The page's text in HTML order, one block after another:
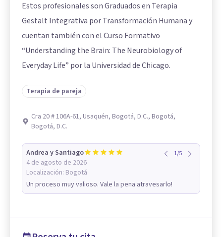
Estos profesionales son Graduados en Terapia
Gestalt Integrativa por Transformación Humana y
cuentan también con el Curso Formativo
“Understanding the Brain: The Neurobiology of
Everyday Life” por la Universidad de Chicago.
Terapia de pareja
Cra 20 # 106A-61, Usaquén, Bogotá, D.C., Bogotá,
Bogotá, D.C.
Andrea y Santiago
4 de agosto de 2026
Localización: Bogotá
1/5
Un proceso muy valioso. Vale la pena atravesarlo!